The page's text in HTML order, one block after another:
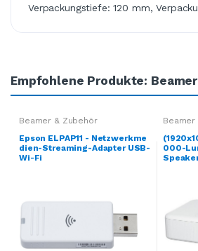
Verpackungstiefe: 120 mm,
Empfohlene Produkte:
Beamer & Zubehör
Epson ELPAP11 - Netzwerkme
dien-Streaming-Adapter USB-
Wi-Fi
Beamer
000-